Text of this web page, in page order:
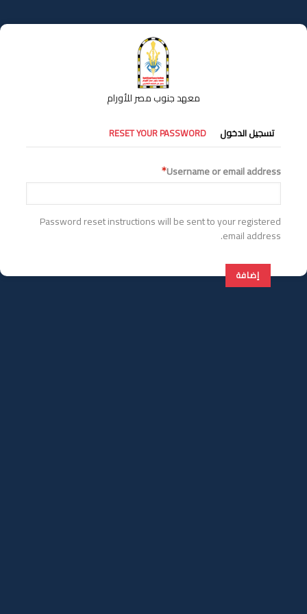
إلى
المحتوى
معهد جنوب مصر للأورام
التبويبات
الأساسية
تسجيل الدخول RESET YOUR PASSWORD
Username or email address
Password reset instructions will be sent to your registered
email address.